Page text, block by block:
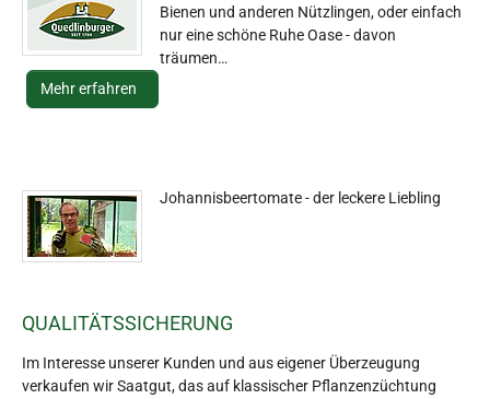
Bienen und anderen Nützlingen, oder einfach
nur eine schöne Ruhe Oase - davon
träumen…
Mehr erfahren
Johannisbeertomate - der leckere Liebling
QUALITÄTSSICHERUNG
Im Interesse unserer Kunden und aus eigener Überzeugung
verkaufen wir Saatgut, das auf klassischer Pflanzenzüchtung